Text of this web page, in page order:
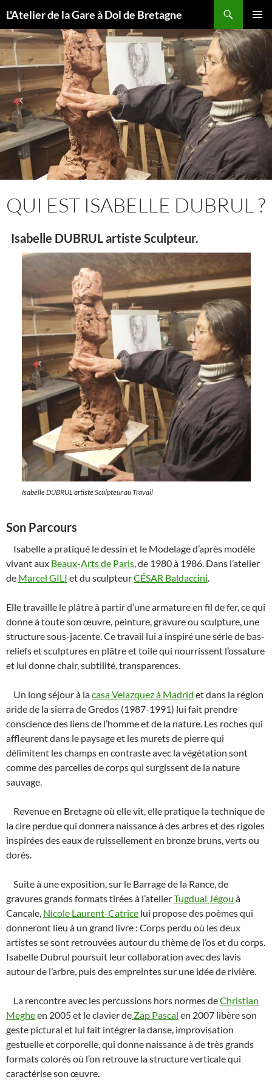
au
contenu
L'Atelier de la Gare à Dol de Bretagne
MENU
QUI EST ISABELLE DUBRUL ?
Isabelle DUBRUL artiste Sculpteur.
Isabelle DUBRUL artiste Sculpteur au Travail
Son Parcours
Isabelle a pratiqué le dessin et le Modelage d’après modèle
vivant aux Beaux-Arts de Paris, de 1980 à 1986. Dans l’atelier
de Marcel GILI et du sculpteurCÉSAR Baldaccini.
Elle travaille le plâtre à partir d’une armature en fil de fer, ce qui
donne à toute son œuvre, peinture, gravure ou sculpture, une
structure sous-jacente. Ce travail lui a inspiré une série de bas-
reliefs et sculptures en plâtre et toile qui nourrissent l’ossature
et lui donne chair, subtilité, transparences.
Un long séjour à lacasa Velazquez à Madrid et dans la région
aride de la sierra de Gredos (1987-1991) lui fait prendre
conscience des liens de l’homme et de la nature. Les roches qui
affleurent dans le paysage et les murets de pierre qui
délimitent les champs en contraste avec la végétation sont
comme des parcelles de corps qui surgissent de la nature
sauvage.
Revenue en Bretagne où elle vit, elle pratique la technique de
la cire perdue qui donnera naissance à des arbres et des rigoles
inspirées des eaux de ruissellement en bronze bruns, verts ou
dorés.
Suite à une exposition, sur le Barrage de la Rance, de
gravures grands formats tirées à l’atelierTugdual Jégou à
Cancale, Nicole Laurent-Catrice lui propose des poèmes qui
donneront lieu à un grand livre : Corps perdu où les deux
artistes se sont retrouvées autour du thème de l’os et du corps.
Isabelle Dubrul poursuit leur collaboration avec des lavis
autour de l’arbre, puis des empreintes sur une idée de rivière.
La rencontre avec les percussions hors normes deChristian
Megheen 2005 et le clavier de Zap Pascal en 2007 libère son
geste pictural et lui fait intégrer la danse, improvisation
gestuelle et corporelle, qui donne naissance à de très grands
formats colorés où l’on retrouve la structure verticale qui
caractérise son œuvre.